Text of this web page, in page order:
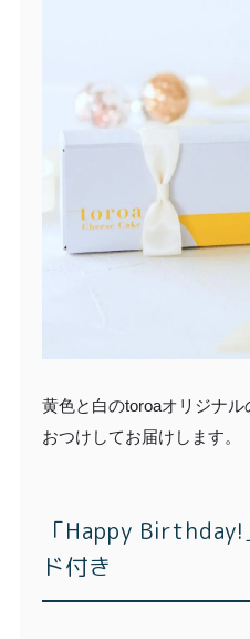
黄色と白のtoroaオリジナ
おつけしてお届けします。
「Happy
ド付き